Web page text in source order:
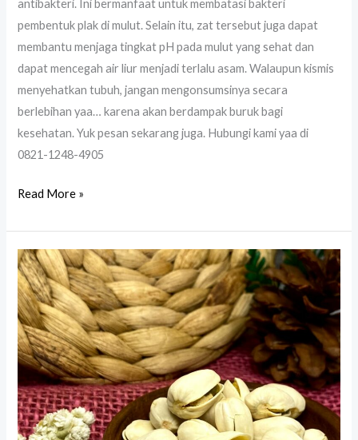
antibakteri. Ini bermanfaat untuk membatasi bakteri
pembentuk plak di mulut. Selain itu, zat tersebut juga dapat
membantu menjaga tingkat pH pada mulut yang sehat dan
dapat mencegah air liur menjadi terlalu asam. Walaupun kismis
menyehatkan tubuh, jangan mengonsumsinya secara
berlebihan yaa… karena akan berdampak buruk bagi
kesehatan. Yuk pesan sekarang juga. Hubungi kami yaa di
0821-1248-4905
Read More »
Kacang
Pistachio
Oleh
Oleh
Haji
Umroh
Termurah
di
Jogja